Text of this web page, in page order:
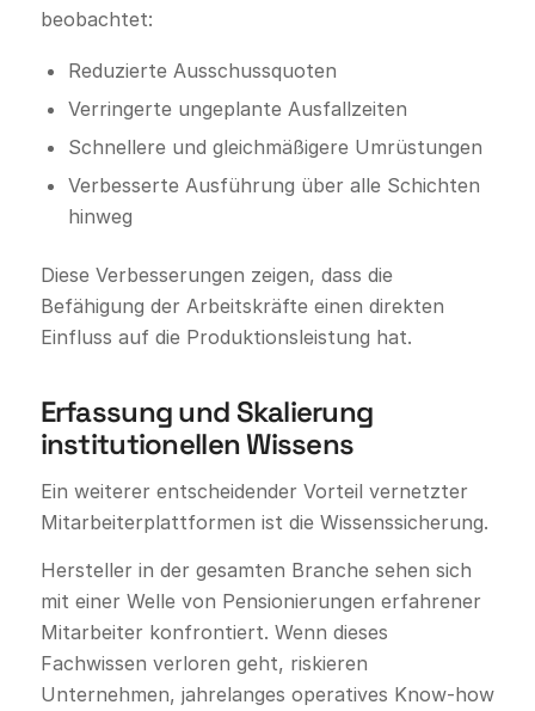
beobachtet:
Reduzierte Ausschussquoten
Verringerte ungeplante Ausfallzeiten
Schnellere und gleichmäßigere Umrüstungen
Verbesserte Ausführung über alle Schichten
hinweg
Diese Verbesserungen zeigen, dass die
Befähigung der Arbeitskräfte einen direkten
Einfluss auf die Produktionsleistung hat.
Erfassung und Skalierung
institutionellen Wissens
Ein weiterer entscheidender Vorteil vernetzter
Mitarbeiterplattformen ist die Wissenssicherung.
Hersteller in der gesamten Branche sehen sich
mit einer Welle von Pensionierungen erfahrener
Mitarbeiter konfrontiert. Wenn dieses
Fachwissen verloren geht, riskieren
Unternehmen, jahrelanges operatives Know-how